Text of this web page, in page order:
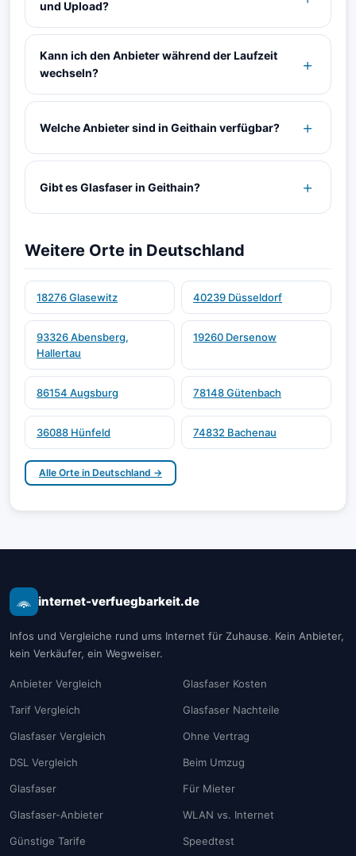
und Upload?
Kann ich den Anbieter während der Laufzeit
wechseln?
Welche Anbieter sind in Geithain verfügbar?
Gibt es Glasfaser in Geithain?
Weitere Orte in Deutschland
18276 Glasewitz 40239 Düsseldorf
93326 Abensberg,
Hallertau
19260 Dersenow
86154 Augsburg 78148 Gütenbach
36088 Hünfeld 74832 Bachenau
Alle Orte in Deutschland →
internet-verfuegbarkeit.de
Infos und Vergleiche rund ums Internet für Zuhause. Kein Anbieter,
kein Verkäufer, ein Wegweiser.
Anbieter Vergleich
Tarif Vergleich
Glasfaser Vergleich
DSL Vergleich
Glasfaser
Glasfaser-Anbieter
Günstige Tarife
Glasfaser Kosten
Glasfaser Nachteile
Ohne Vertrag
Beim Umzug
Für Mieter
WLAN vs. Internet
Speedtest